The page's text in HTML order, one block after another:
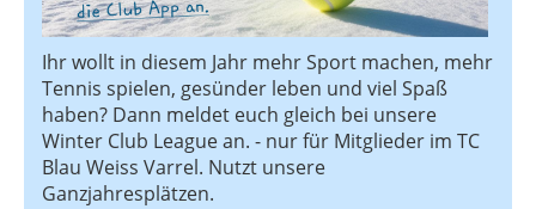
Ihr wollt in diesem Jahr mehr Sport machen, mehr
Tennis spielen, gesünder leben und viel Spaß
haben? Dann meldet euch gleich bei unsere
Winter Club League an. - nur für Mitglieder im TC
Blau Weiss Varrel. Nutzt unsere
Ganzjahresplätzen.